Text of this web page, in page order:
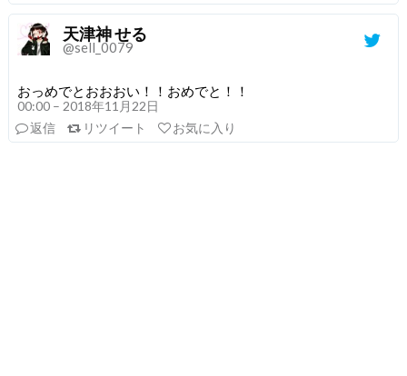
天津神 せる
@sell_0079
おっめでとおおおい！！おめでと！！
00:00 – 2018年11月22日
返信
リツイート お気に入り